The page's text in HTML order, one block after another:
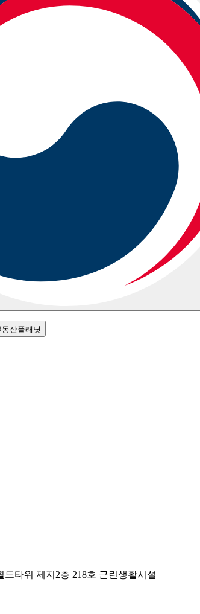
동산플래닛
타워 제지2층 218호 근린생활시설